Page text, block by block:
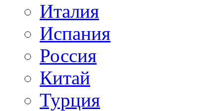
Италия
Испания
Россия
Китай
Турция